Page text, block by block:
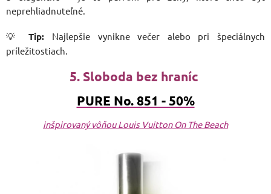
neprehliadnuteľné.
💡Tip: Najlepšie vynikne večer alebo pri špeciálnych
príležitostiach.
5. Sloboda bez hraníc
PURE No. 851 - 50%
inšpirovaný vôňou Louis Vuitton On The Beach